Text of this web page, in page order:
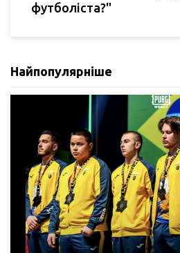
футболіста?"
Найпопулярніше